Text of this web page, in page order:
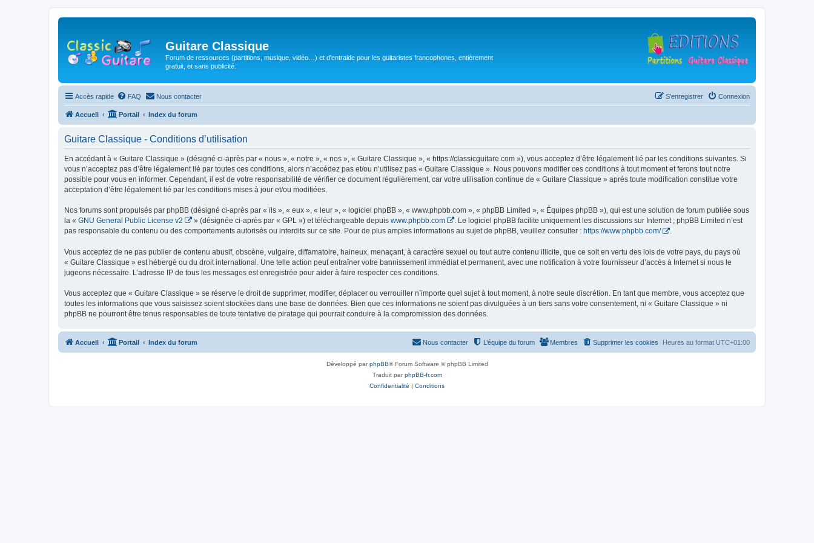
Guitare Classique
Forum de ressources (partitions, musique, vidéo…) et d'entraide pour les guitaristes francophones, entièrement
gratuit, et sans publicité.
Accès rapide FAQ Nous contacter Connexion
S’enregistrer
Accueil Portail Index du forum
Guitare Classique - Conditions d’utilisation
En accédant à « Guitare Classique » (désigné ci-après par « nous », « notre », « nos », « Guitare Classique », « https://classicguitare.com »), vous acceptez d’être légalement lié par les conditions suivantes. Si
vous n’acceptez pas d’être légalement lié par toutes ces conditions, alors n’accédez pas et/ou n’utilisez pas « Guitare Classique ». Nous pouvons modifier ces conditions à tout moment et ferons tout notre
possible pour vous en informer. Cependant, il est de votre responsabilité de vérifier ce document régulièrement, car votre utilisation continue de « Guitare Classique » après toute modification constitue votre
acceptation d’être légalement lié par les conditions mises à jour et/ou modifiées.
Nos forums sont propulsés par phpBB (désigné ci-après par « ils », « eux », « leur », « logiciel phpBB », « www.phpbb.com », « phpBB Limited », « Équipes phpBB »), qui est une solution de forum publiée sous
la « GNU General Public License v2 » (désignée ci-après par « GPL ») et téléchargeable depuis www.phpbb.com
. Le logiciel phpBB facilite uniquement les discussions sur Internet ; phpBB Limited n’est
pas responsable du contenu ou des comportements autorisés ou interdits sur ce site. Pour de plus amples informations au sujet de phpBB, veuillez consulter : https://www.phpbb.com/ .
Vous acceptez de ne pas publier de contenu abusif, obscène, vulgaire, diffamatoire, haineux, menaçant, à caractère sexuel ou tout autre contenu illicite, que ce soit en vertu des lois de votre pays, du pays où
« Guitare Classique » est hébergé ou du droit international. Une telle action peut entraîner votre bannissement immédiat et permanent, avec une notification à votre fournisseur d’accès à Internet si nous le
jugeons nécessaire. L’adresse IP de tous les messages est enregistrée pour aider à faire respecter ces conditions.
Vous acceptez que « Guitare Classique » se réserve le droit de supprimer, modifier, déplacer ou verrouiller n’importe quel sujet à tout moment, à notre seule discrétion. En tant que membre, vous acceptez que
toutes les informations que vous saisissez soient stockées dans une base de données. Bien que ces informations ne soient pas divulguées à un tiers sans votre consentement, ni « Guitare Classique » ni
phpBB ne pourront être tenus responsables de toute tentative de piratage qui pourrait conduire à la compromission des données.
Accueil Portail Index du forum Heures au format UTC+01:00
Supprimer les cookies
Membres
L’équipe du forum
Nous contacter
Développé parphpBB® Forum Software © phpBB Limited
Traduit parphpBB-fr.com
Confidentialité | Conditions